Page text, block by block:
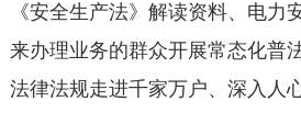
《安全生产法》解读资料、电力
来办理业务的群众开展常态化普
法律法规走进千家万户、深入人心